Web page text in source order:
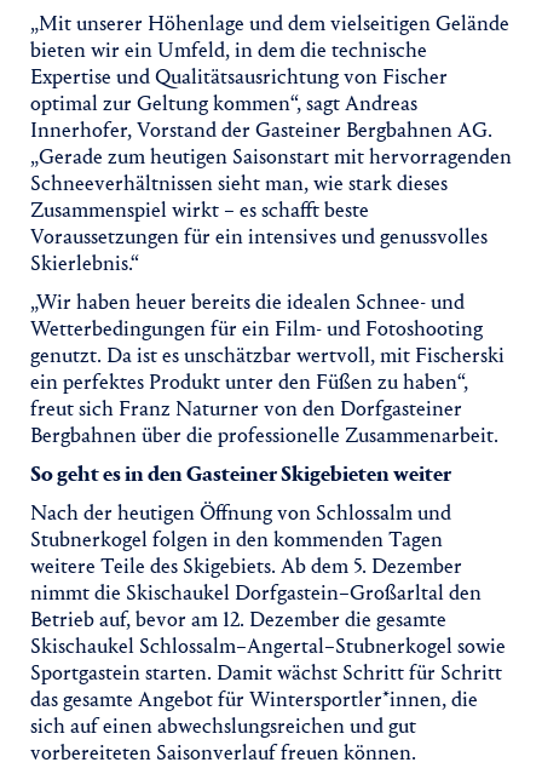
„Mit unserer Höhenlage und dem vielseitigen Gelände
bieten wir ein Umfeld, in dem die technische
Expertise und Qualitätsausrichtung von Fischer
optimal zur Geltung kommen“, sagt Andreas
Innerhofer, Vorstand der Gasteiner Bergbahnen AG.
„Gerade zum heutigen Saisonstart mit hervorragenden
Schneeverhältnissen sieht man, wie stark dieses
Zusammenspiel wirkt – es schafft beste
Voraussetzungen für ein intensives und genussvolles
Skierlebnis.“
„Wir haben heuer bereits die idealen Schnee- und
Wetterbedingungen für ein Film- und Fotoshooting
genutzt. Da ist es unschätzbar wertvoll, mit Fischerski
ein perfektes Produkt unter den Füßen zu haben“,
freut sich Franz Naturner von den Dorfgasteiner
Bergbahnen über die professionelle Zusammenarbeit.
So geht es in den Gasteiner Skigebieten weiter
Nach der heutigen Öffnung von Schlossalm und
Stubnerkogel folgen in den kommenden Tagen
weitere Teile des Skigebiets. Ab dem 5. Dezember
nimmt die Skischaukel Dorfgastein–Großarltal den
Betrieb auf, bevor am 12. Dezember die gesamte
Skischaukel Schlossalm–Angertal–Stubnerkogel sowie
Sportgastein starten. Damit wächst Schritt für Schritt
das gesamte Angebot für Wintersportler*innen, die
sich auf einen abwechslungsreichen und gut
vorbereiteten Saisonverlauf freuen können.